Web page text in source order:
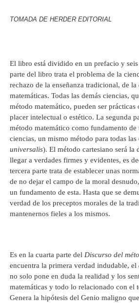
TOMADA DE HERDER EDITORIAL
El libro está dividido en un prefacio y
parte del libro trata el problema de la
rechazo de la enseñanza tradicional, de la
matemáticas. Todas las demás ciencias,
método matemático, pueden ser
placer intelectual o estético. La segunda
método matemático como fundamento de
ciencias, un mismo método para todas las
universalis). El método cartesiano será la
llegar a verdades firmes y evidentes, es
tercera parte trata de establecer unas
de no dejar el campo de la moral
un fundamento de esta. Hasta que se
verdad de los preceptos morales de la
mantenernos fieles a los mismos.
Es en la cuarta parte del Discurso del
encuentra la primera verdad indudable, el
no solo pone en duda la realidad y los
matemáticas y todo lo relacionado con el
Genera la hipótesis del Genio maligno